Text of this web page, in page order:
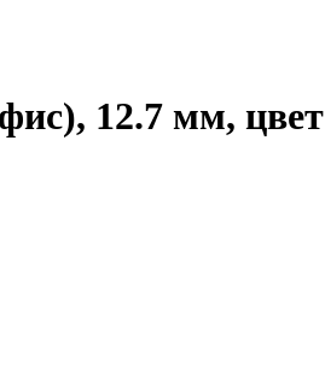
12.7 мм, цвет